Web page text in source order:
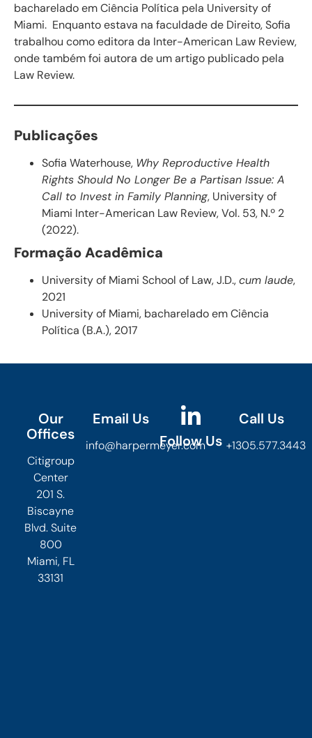
bacharelado em Ciência Política pela University of
Miami. Enquanto estava na faculdade de Direito, Sofia
trabalhou como editora da Inter-American Law Review,
onde também foi autora de um artigo publicado pela
Law Review.
Publicações
Sofia Waterhouse, Why Reproductive Health
Rights Should No Longer Be a Partisan Issue: A
Call to Invest in Family Planning, University of
Miami Inter-American Law Review, Vol. 53, N.º 2
(2022).
Formação Acadêmica
University of Miami School of Law, J.D.,cum laude,
2021
University of Miami, bacharelado em Ciência
Política (B.A.), 2017
Our
Offices
Citigroup
Center
201 S.
Biscayne
Blvd. Suite
800
Miami, FL
33131
Email Us
info@harpermeyer.com
Follow Us
Call Us
+1305.577.3443